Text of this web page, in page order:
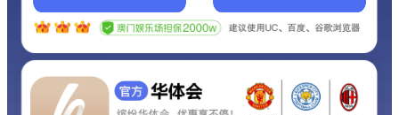
它将是非常棒的网站.